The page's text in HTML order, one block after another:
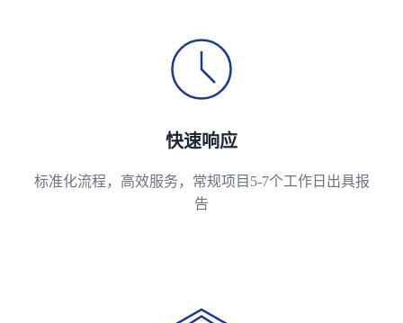
快速响应
标准化流程，高效服务，常规项目5-7个工作日出具报
告